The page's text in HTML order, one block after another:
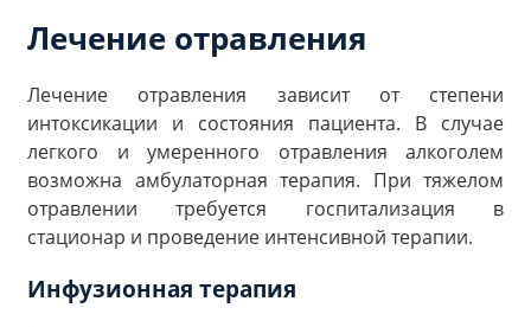
Лечение отравления
Лечение отравления зависит от степени
интоксикации и состояния пациента. В случае
легкого и умеренного отравления алкоголем
возможна амбулаторная терапия. При тяжелом
отравлении требуется госпитализация в
стационар и проведение интенсивной терапии.
Инфузионная терапия